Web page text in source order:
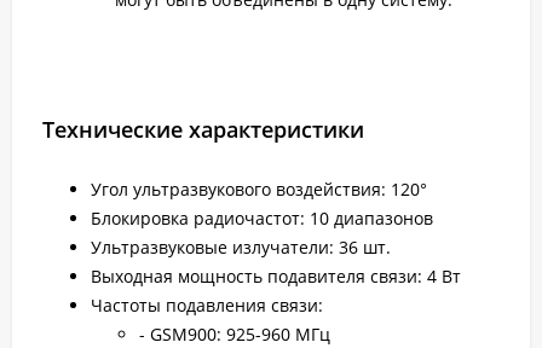
Технические характеристики
Угол ультразвукового воздействия: 120°
Блокировка радиочастот: 10 диапазонов
Ультразвуковые излучатели: 36 шт.
Выходная мощность подавителя связи: 4 Вт
Частоты подавления связи:
- GSM900: 925-960 МГц